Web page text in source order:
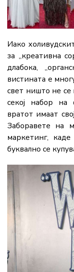
Иако
за „креативна
длабока,
вистината е
свет ништо не се
секој набор на
вратот имаат
Заборавете на
маркетинг,
буквално се